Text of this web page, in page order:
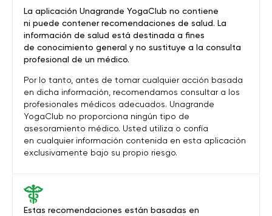
Estas recomendaciones están basadas en
La aplicación Unagrande YogaClub no contiene
ni puede contener recomendaciones de salud. La
información de salud está destinada a fines
de conocimiento general y no sustituye a la consulta
profesional de un médico.
Por lo tanto, antes de tomar cualquier acción basada
en dicha información, recomendamos consultar a los
profesionales médicos adecuados. Unagrande
YogaClub no proporciona ningún tipo de
asesoramiento médico. Usted utiliza o confía
en cualquier información contenida en esta aplicación
exclusivamente bajo su propio riesgo.